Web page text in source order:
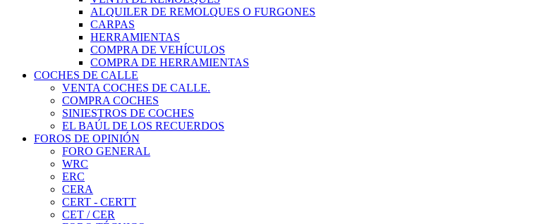
ALQUILER DE REMOLQUES O FURGONES
CARPAS
HERRAMIENTAS
COMPRA DE VEHÍCULOS
COMPRA DE HERRAMIENTAS
COCHES DE CALLE
VENTA COCHES DE CALLE.
COMPRA COCHES
SINIESTROS DE COCHES
EL BAÚL DE LOS RECUERDOS
FOROS DE OPINIÓN
FORO GENERAL
WRC
ERC
CERA
CERT - CERTT
CET / CER